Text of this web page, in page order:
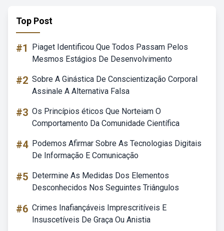
Top Post
#1
Piaget Identificou Que Todos Passam Pelos
Mesmos Estágios De Desenvolvimento
#2 Sobre A Ginástica De Conscientização Corporal
Assinale A Alternativa Falsa
#3 Os Princípios éticos Que Norteiam O
Comportamento Da Comunidade Científica
#4 Podemos Afirmar Sobre As Tecnologias Digitais
De Informação E Comunicação
#5 Determine As Medidas Dos Elementos
Desconhecidos Nos Seguintes Triângulos
#6 Crimes Inafiançáveis Imprescritíveis E
Insuscetíveis De Graça Ou Anistia